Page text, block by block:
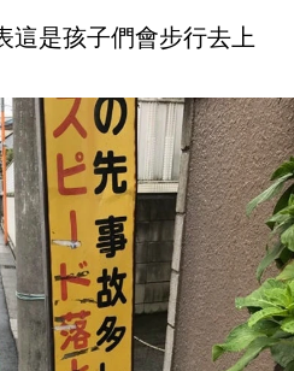
這是孩子們會步行去上